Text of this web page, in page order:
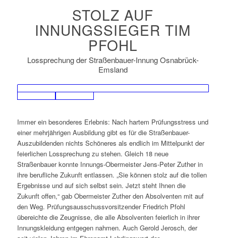
STOLZ AUF
INNUNGSSIEGER TIM
PFOHL
Lossprechung der Straßenbauer-Innung Osnabrück-
Emsland
Immer ein besonderes Erlebnis: Nach hartem Prüfungsstress und
einer mehrjährigen Ausbildung gibt es für die Straßenbauer-
Auszubildenden nichts Schöneres als endlich im Mittelpunkt der
feierlichen Lossprechung zu stehen. Gleich 18 neue
Straßenbauer konnte Innungs-Obermeister Jens-Peter Zuther in
ihre berufliche Zukunft entlassen. „Sie können stolz auf die tollen
Ergebnisse und auf sich selbst sein. Jetzt steht Ihnen die
Zukunft offen,“ gab Obermeister Zuther den Absolventen mit auf
den Weg. Prüfungsausschussvorsitzender Friedrich Pfohl
übereichte die Zeugnisse, die alle Absolventen feierlich in ihrer
Innungskleidung entgegen nahmen. Auch Gerold Jerosch, der